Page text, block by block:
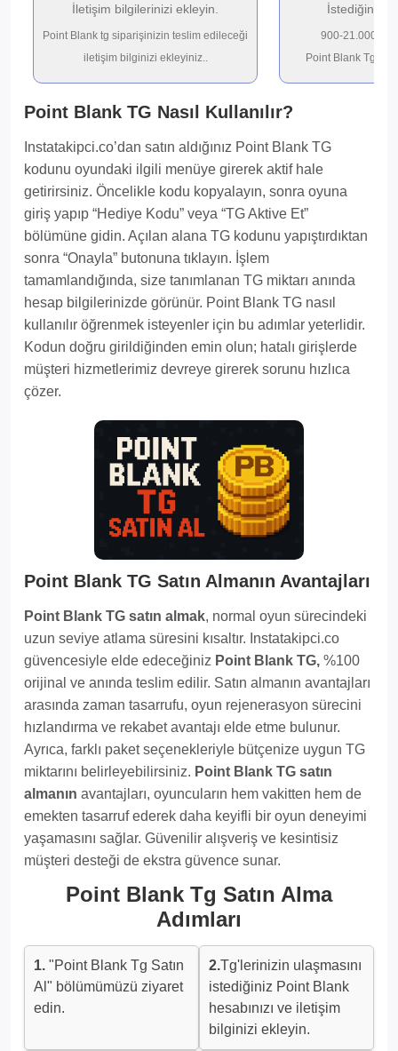
İletişim bilgilerinizi ekleyin.
Point Blank tg siparişinizin teslim edileceği
iletişim bilginizi ekleyiniz..
İstediğiniz
900-21.000
Point Blank Tg
Point Blank TG Nasıl Kullanılır?
Instatakipci.co’dan satın aldığınız Point Blank TG
kodunu oyundaki ilgili menüye girerek aktif hale
getirirsiniz. Öncelikle kodu kopyalayın, sonra oyuna
giriş yapıp “Hediye Kodu” veya “TG Aktive Et”
bölümüne gidin. Açılan alana TG kodunu yapıştırdıktan
sonra “Onayla” butonuna tıklayın. İşlem
tamamlandığında, size tanımlanan TG miktarı anında
hesap bilgilerinizde görünür. Point Blank TG nasıl
kullanılır öğrenmek isteyenler için bu adımlar yeterlidir.
Kodun doğru girildiğinden emin olun; hatalı girişlerde
müşteri hizmetlerimiz devreye girerek sorunu hızlıca
çözer.
Point Blank TG Satın Almanın Avantajları
Point Blank TG satın almak, normal oyun sürecindeki
uzun seviye atlama süresini kısaltır. Instatakipci.co
güvencesiyle elde edeceğiniz Point Blank TG, %100
orijinal ve anında teslim edilir. Satın almanın avantajları
arasında zaman tasarrufu, oyun rejenerasyon sürecini
hızlandırma ve rekabet avantajı elde etme bulunur.
Ayrıca, farklı paket seçenekleriyle bütçenize uygun TG
miktarını belirleyebilirsiniz. Point Blank TG satın
almanın avantajları, oyuncuların hem vakitten hem de
emekten tasarruf ederek daha keyifli bir oyun deneyimi
yaşamasını sağlar. Güvenilir alışveriş ve kesintisiz
müşteri desteği de ekstra güvence sunar.
Point Blank Tg Satın Alma
Adımları
1. "Point Blank Tg Satın
Al" bölümümüzü ziyaret
edin.
2.Tg'lerinizin ulaşmasını
istediğiniz Point Blank
hesabınızı ve iletişim
bilginizi ekleyin.